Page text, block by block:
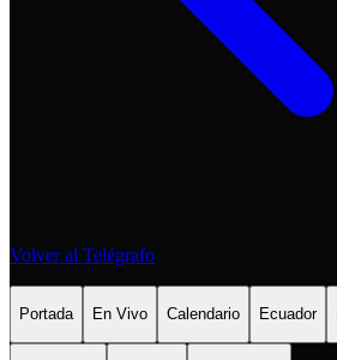
Volver al Telégrafo
Portada En Vivo Calendario Ecuador